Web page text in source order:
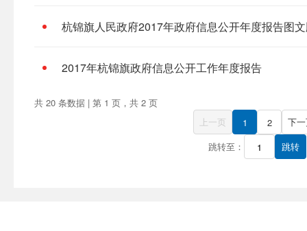
杭锦旗人民政府2017年政府信息公开年度报告图
2017年杭锦旗政府信息公开工作年度报告
共 20 条数据 | 第 1 页，共 2 页
上一页
1 2
下
跳转至：
跳转